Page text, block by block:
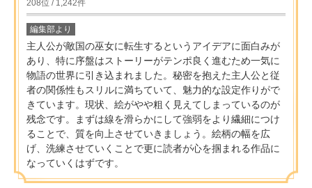
208位 / 1,242件
編集部より
主人公が敵国の巫女に転生するというアイデアに面白みが
あり、特に序盤はストーリーがテンポ良く進むため一気に
物語の世界に引き込まれました。秘密を抱えた主人公と従
者の関係性もスリルに満ちていて、魅力的な設定作りがで
きています。現状、絵がやや粗く見えてしまっているのが
残念です。まずは線を滑らかにして強弱をより繊細につけ
ることで、質を向上させていきましょう。絵柄の幅を広
げ、洗練させていくことで更に読者が心を掴まれる作品に
なっていくはずです。